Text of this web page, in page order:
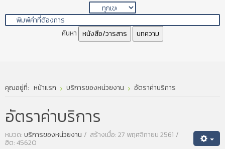
ค้นหา หนังสือ/วารสาร บทความ
คุณอยู่ที่: หน้าแรก บริการของหน่วยงาน อัตราค่าบริการ
อัตราค่าบริการ
หมวด:บริการของหน่วยงาน สร้างเมื่อ: 27 พฤศจิกายน 2561
ฮิต: 45620